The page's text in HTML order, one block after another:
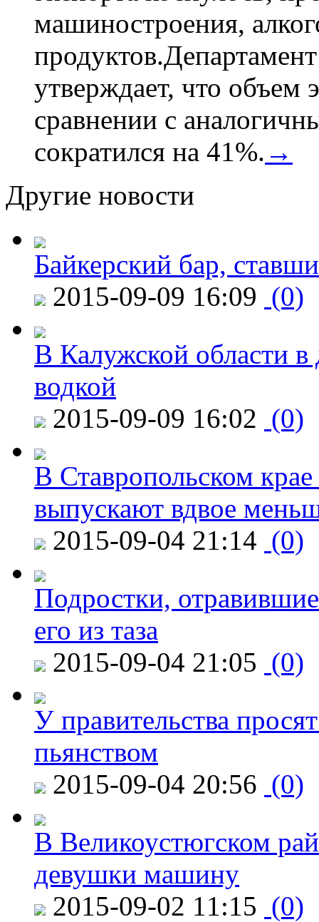
машиностроения,
утверждает, что объем
сравнении с
сократился на 41%. →
Другие новости
Байкерский бар,
2015-09-09 16:09 (0)
В Калужской области в
водкой
2015-09-09 16:02 (0)
В Ставропольском
выпускают вдвое
2015-09-04 21:14 (0)
Подростки,
его из таза
2015-09-04 21:05 (0)
У правительства
пьянством
2015-09-04 20:56 (0)
В Великоустюгском
девушки машину
2015-09-02 11:15 (0)